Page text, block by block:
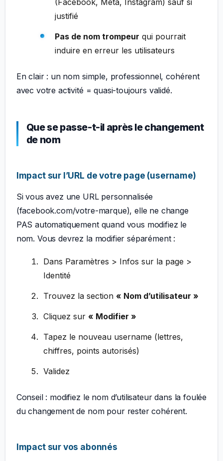
justifié
Pas de nom trompeur qui pourrait
induire en erreur les utilisateurs
En clair : un nom simple, professionnel, cohérent
avec votre activité = quasi-toujours validé.
Que se passe-t-il après le changement
de nom
Impact sur l’URL de votre page (username)
Si vous avez une URL personnalisée
(facebook.com/votre-marque), elle ne change
PAS automatiquement quand vous modifiez le
nom. Vous devrez la modifier séparément :
Dans Paramètres > Infos sur la page >
Identité
Trouvez la section « Nom d’utilisateur »
Cliquez sur « Modifier »
Tapez le nouveau username (lettres,
chiffres, points autorisés)
Validez
Conseil : modifiez le nom d’utilisateur dans la foulée
du changement de nom pour rester cohérent.
Impact sur vos abonnés